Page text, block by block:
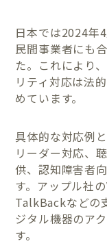
日本では2024年
民間事業者にも
た。これにより
リティ対応は法
めています。
具体的な対応例
リーダー対応、
供、認知障害者
す。アップル社
TalkBackなどの
ジタル機器のア
す。